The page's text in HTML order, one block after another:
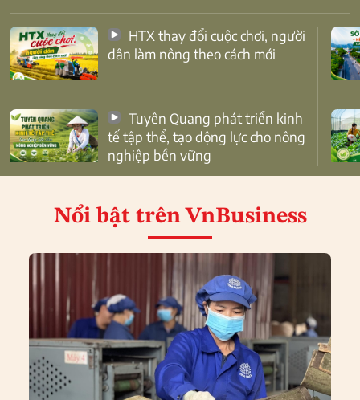
dân làm nông theo cách mới
tế tập thể, tạo động lực cho nông
nghiệp bền vững
Nổi bật trên VnBusiness